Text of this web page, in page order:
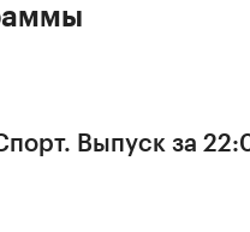
Выпуск за